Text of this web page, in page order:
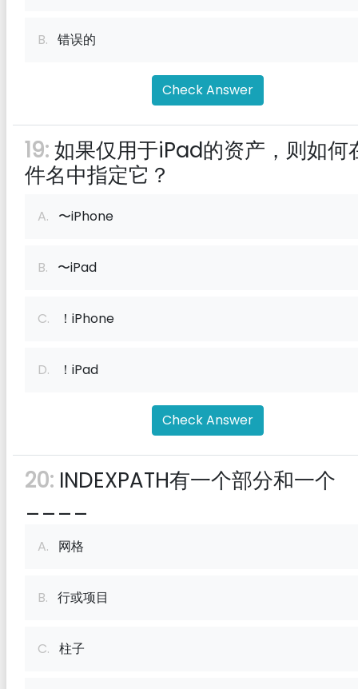
B. 错误的
Check Answer
19:如果仅用于iPad的资产，则如何
件名中指定它？
A. 〜iPhone
B. 〜iPad
C. ！iPhone
D. ！iPad
Check Answer
20: INDEXPATH有一个部分和一个
____
A. 网格
B. 行或项目
C. 柱子